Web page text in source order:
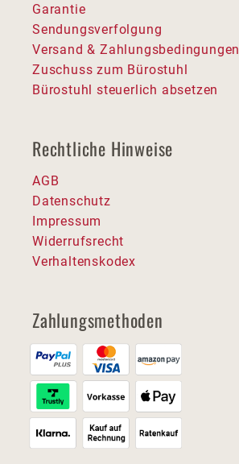
Garantie
Sendungsverfolgung
Versand & Zahlungsbedingungen
Zuschuss zum Bürostuhl
Bürostuhl steuerlich absetzen
Rechtliche Hinweise
AGB
Datenschutz
Impressum
Widerrufsrecht
Verhaltenskodex
Zahlungsmethoden